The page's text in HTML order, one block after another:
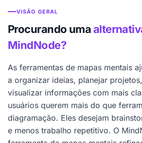
VISÃO GERAL
Procurando uma
MindNode?
As ferramentas de mapas mentais
a organizar ideias, planejar
visualizar informações com mais
usuários querem mais do que
diagramação. Eles desejam
e menos trabalho repetitivo. O